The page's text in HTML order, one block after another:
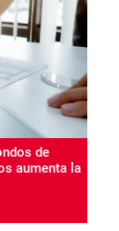
de
aumenta la